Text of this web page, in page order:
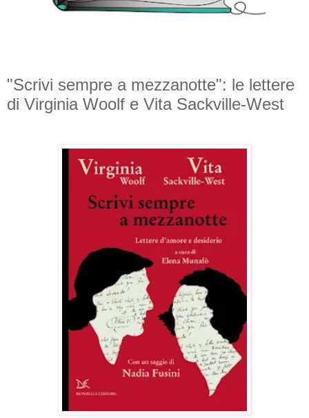
"Scrivi sempre a mezzanotte": le lettere
di Virginia Woolf e Vita Sackville-West